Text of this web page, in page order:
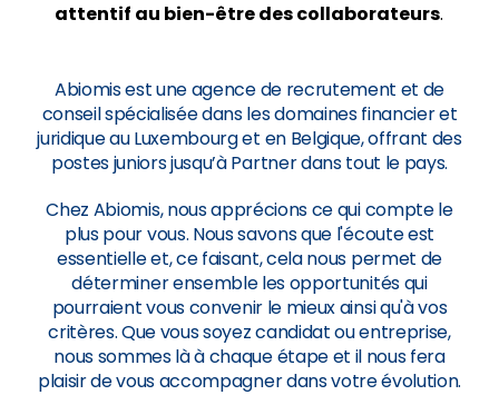
attentif au bien-être des collaborateurs.
Abiomis est une agence de recrutement et de
conseil spécialisée dans les domaines financier et
juridique au Luxembourg et en Belgique, offrant des
postes juniors jusqu’à Partner dans tout le pays.
Chez Abiomis, nous apprécions ce qui compte le
plus pour vous. Nous savons que l'écoute est
essentielle et, ce faisant, cela nous permet de
déterminer ensemble les opportunités qui
pourraient vous convenir le mieux ainsi qu'à vos
critères. Que vous soyez candidat ou entreprise,
nous sommes là à chaque étape et il nous fera
plaisir de vous accompagner dans votre évolution.